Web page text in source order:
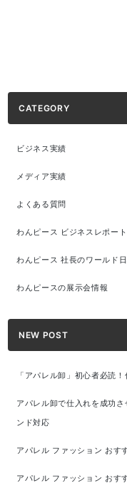
CATEGORY
ビジネス実績
メディア実績
よくある質問
わんピース ビジネスレポート
わんピース 社長のワールド
わんピースの展示会情報
NEW POST
「アパレル卸」初心者必読
アパレル卸で仕入れを成功
ンド対応
アパレル ファッション おす
アパレル ファッション おす